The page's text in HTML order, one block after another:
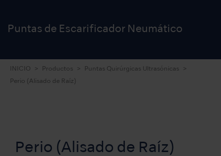
Puntas de Escarificador Neumático
INICIO Productos Puntas Quirúrgicas Ultrasónicas
Perio (Alisado de Raíz)
Perio (Alisado de Raíz)